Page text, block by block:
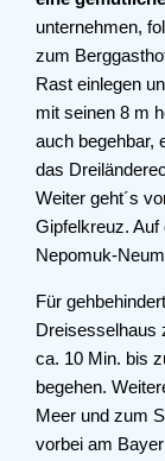
unternehmen,
zum
Rast einlegen
mit seinen 8 m
auch begehbar,
das
Weiter geht´s
Gipfelkreuz.
Nepomuk-
Für
Dreisesselhaus
ca. 10 Min. bis
begehen.
Meer und zum
vorbei am